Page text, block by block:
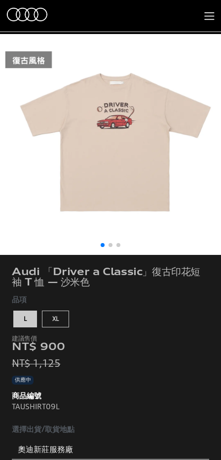
Audi 「Driver a Classic」復古印花短
袖 T 恤 — 沙米色
品項
L XL
NT$ 900
NT$ 1,125
供應中
商品編號
TAUSHIRT09L
選擇出貨/取貨地點